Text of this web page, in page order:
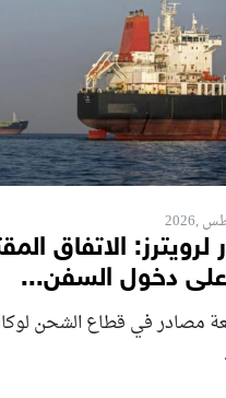
لرويترز: الاتفاق
على دخول السفن...
مصادر في قطاع الشحن